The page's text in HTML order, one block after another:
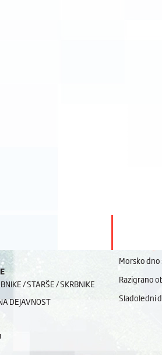
/ STARŠE / SKRBNIKE
DEJAVNOST
Morsko
Razigrano
Sladoledni